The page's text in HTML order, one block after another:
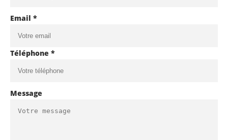
Email *
Téléphone *
Message